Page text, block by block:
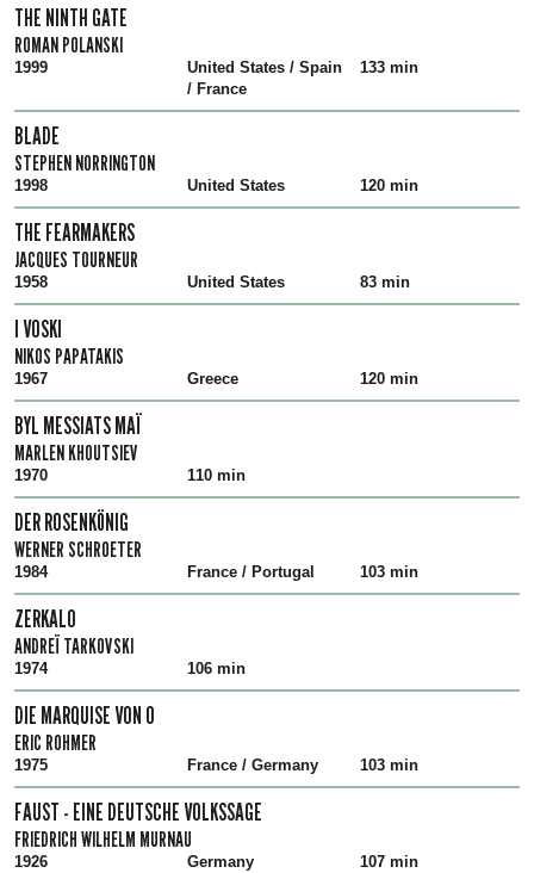
THE NINTH GATE
ROMAN POLANSKI
1999
United States / Spain
/ France
133 min
BLADE
STEPHEN NORRINGTON
1998 United States 120 min
THE FEARMAKERS
JACQUES TOURNEUR
1958 United States 83 min
I VOSKI
NIKOS PAPATAKIS
1967 Greece 120 min
BYL MESSIATS MAÏ
MARLEN KHOUTSIEV
1970 110 min
DER ROSENKÖNIG
WERNER SCHROETER
1984 France / Portugal 103 min
ZERKALO
ANDREÏ TARKOVSKI
1974 106 min
DIE MARQUISE VON O
ERIC ROHMER
1975 France / Germany 103 min
FAUST - EINE DEUTSCHE VOLKSSAGE
FRIEDRICH WILHELM MURNAU
1926 Germany 107 min